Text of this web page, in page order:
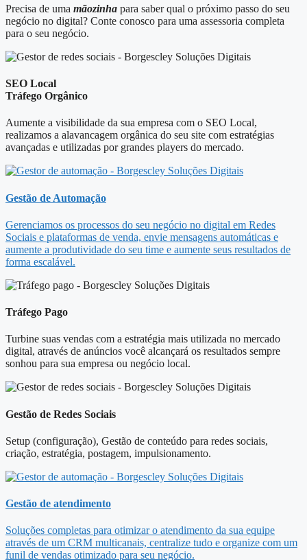
Precisa de uma mãozinha para saber qual o próximo passo do seu
negócio no digital? Conte conosco para uma assessoria completa
para o seu negócio.
SEO Local
Tráfego Orgânico
Aumente a visibilidade da sua empresa com o SEO Local,
realizamos a alavancagem orgânica do seu site com estratégias
avançadas e utilizadas por grandes players do mercado.
Gestão de Automação
Gerenciamos os processos do seu negócio no digital em Redes
Sociais e plataformas de venda, envie mensagens automáticas e
aumente a produtividade do seu time e aumente seus resultados de
forma escalável.
Tráfego Pago
Turbine suas vendas com a estratégia mais utilizada no mercado
digital, através de anúncios você alcançará os resultados sempre
sonhou para sua empresa ou negócio local.
Gestão de Redes Sociais
Setup (configuração), Gestão de conteúdo para redes sociais,
criação, estratégia, postagem, impulsionamento.
Gestão de atendimento
Soluções completas para otimizar o atendimento da sua equipe
através de um CRM multicanais, centralize tudo e organize com um
funil de vendas otimizado para seu negócio.